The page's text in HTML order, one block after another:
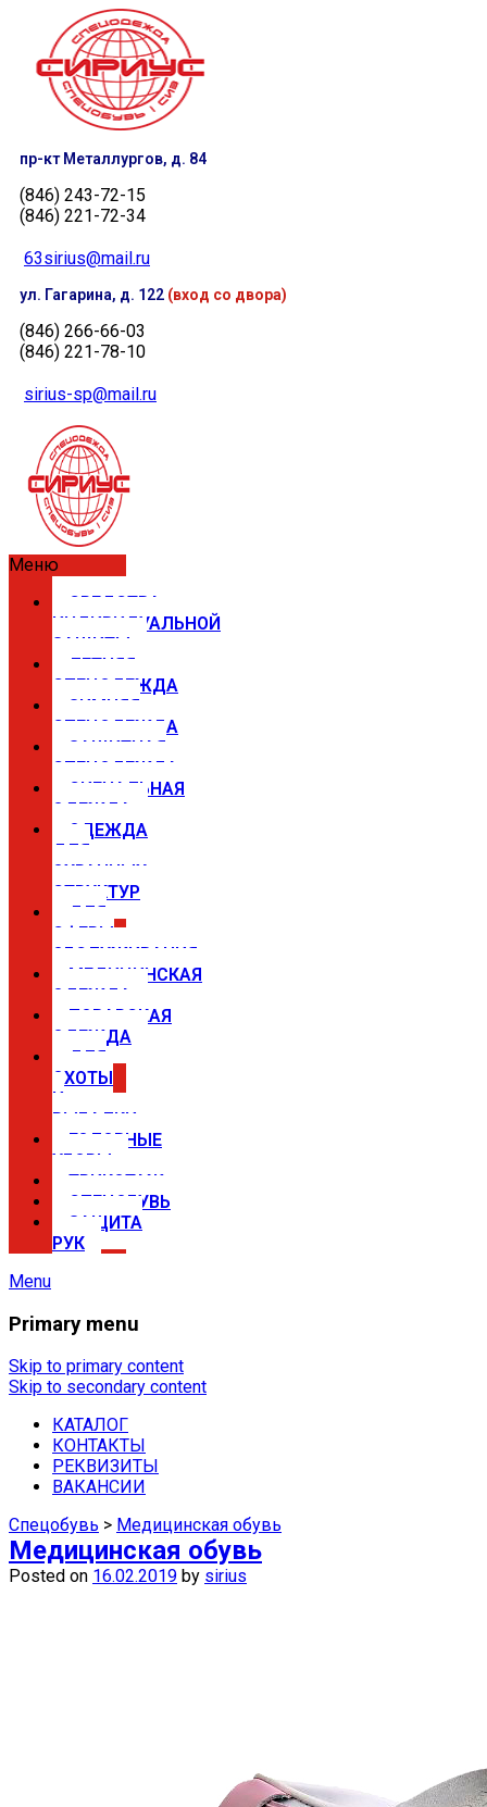
пр-кт Металлургов, д. 84
(846) 243-72-15
(846) 221-72-34
63sirius@mail.ru
ул. Гагарина, д. 122 (вход со двора)
(846) 266-66-03
(846) 221-78-10
sirius-sp@mail.ru
Меню
СРЕДСТВА
ИНДИВИДУАЛЬНОЙ
ЗАЩИТЫ
ЛЕТНЯЯ
СПЕЦОДЕЖДА
ЗИМНЯЯ
СПЕЦОДЕЖДА
ЗАЩИТНАЯ
СПЕЦОДЕЖДА
СИГНАЛЬНАЯ
ОДЕЖДА
ОДЕЖДА
ДЛЯ
ОХРАННЫХ
СТРУКТУР
ДЛЯ
СФЕРЫ
ОБСЛУЖИВАНИЯ
МЕДИЦИНСКАЯ
ОДЕЖДА
ПОВАРСКАЯ
ОДЕЖДА
ДЛЯ
ОХОТЫ
И
РЫБАЛКИ
ГОЛОВНЫЕ
УБОРЫ
ТРИКОТАЖ
СПЕЦОБУВЬ
ЗАЩИТА
РУК
Menu
Спецодежда в Самаре —
магазины Сириус
Купить спецодежду, спецобувь,
средства защиты недорого можно в
наших магазинах в Самаре.
Primary menu
Skip to primary content
Skip to secondary content
КАТАЛОГ
КОНТАКТЫ
РЕКВИЗИТЫ
ВАКАНСИИ
Спецобувь > Медицинская обувь
Медицинская обувь
Posted on 16.02.2019 by sirius